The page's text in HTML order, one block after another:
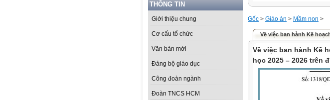
THÔNG TIN
Giới thiệu chung
Cơ cấu tổ chức
Văn bản mới
Đảng bộ giáo dục
Công đoàn ngành
Đoàn TNCS HCM
Gốc > Giáo án > Mầm non >
Về việc ban hành Kế
Về việc ban hành Kế
học 2025 – 2026 trên